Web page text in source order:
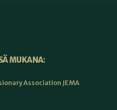
MUKANA:
Association JEMA